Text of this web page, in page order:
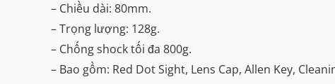
– Chiều dài: 80mm.
– Trọng lượng: 128g.
– Chống shock tối đa 800g.
– Bao gồm: Red Dot Sight, Lens Cap, Allen Key,